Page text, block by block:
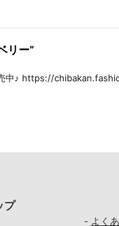
リー”
♪ https://
プ
- よく